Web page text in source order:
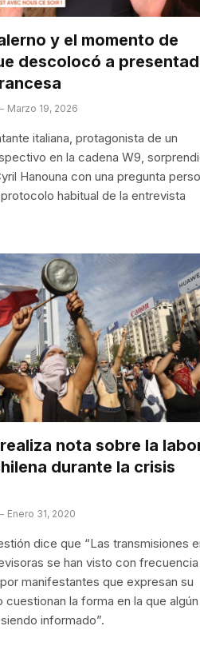
y el momento de
descolocó a
Marzo 19, 2026
italiana, protagonista de un
en la cadena W9,
Hanouna con una pregunta
habitual de la entrevista
nota sobre la
durante la crisis
Enero 31, 2020
dice que “Las transmisiones
se han visto con frecuencia
manifestantes que expresan su
la forma en la que algún
informado”.